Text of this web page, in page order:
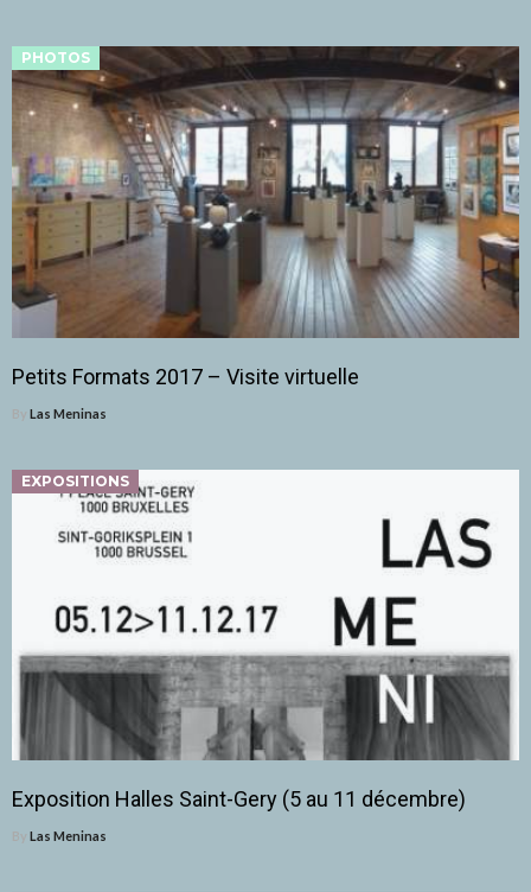
PHOTOS
Petits Formats 2017 – Visite virtuelle
By Las Meninas
EXPOSITIONS
Exposition Halles Saint-Gery (5 au 11 décembre)
By Las Meninas